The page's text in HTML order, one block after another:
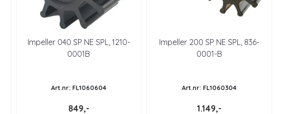
Impeller 040 SP NE SPL, 1210-
0001B
Art.nr: FL1060604
849,-
Impeller 200 SP NE SPL, 836-
0001-B
Art.nr: FL1060304
1.149,-